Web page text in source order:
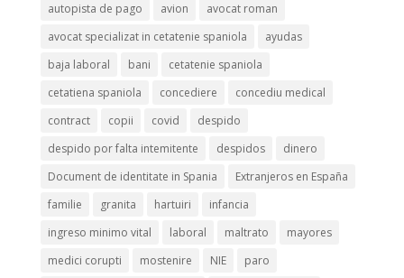
autopista de pago
avion
avocat roman
avocat specializat in cetatenie spaniola
ayudas
baja laboral
bani
cetatenie spaniola
cetatiena spaniola
concediere
concediu medical
contract
copii covid
despido
despido por falta intemitente
despidos
dinero
Document de identitate in Spania
Extranjeros en España
familie
granita hartuiri
infancia
ingreso minimo vital
laboral maltrato
mayores
medici corupti
mostenire NIE
paro